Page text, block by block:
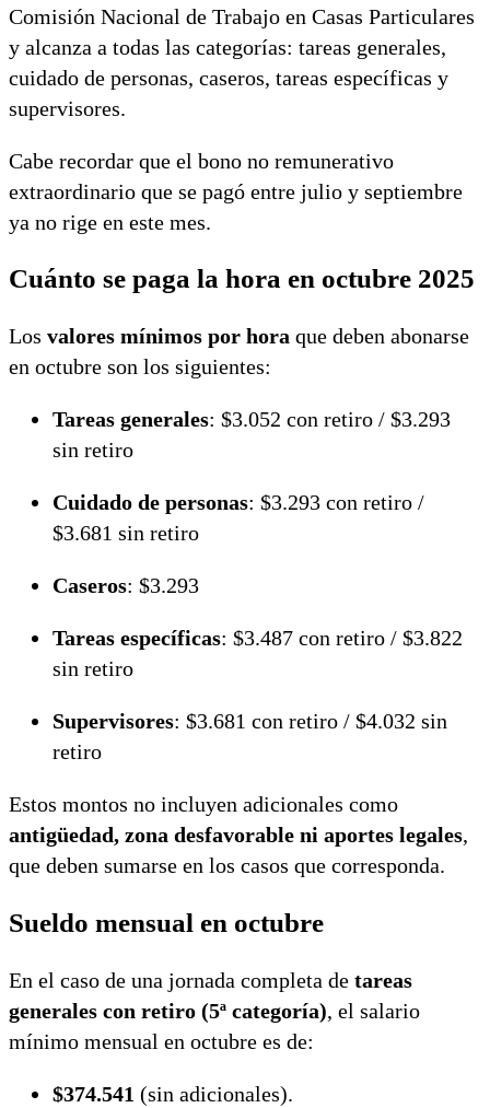
Comisión Nacional de Trabajo en Casas Particulares
y alcanza a todas las categorías: tareas generales,
cuidado de personas, caseros, tareas específicas y
supervisores.
Cabe recordar que el bono no remunerativo
extraordinario que se pagó entre julio y septiembre
ya no rige en este mes.
Cuánto se paga la hora en octubre 2025
Los valores mínimos por hora que deben abonarse
en octubre son los siguientes:
Tareas generales: $3.052 con retiro / $3.293
sin retiro
Cuidado de personas: $3.293 con retiro /
$3.681 sin retiro
Caseros: $3.293
Tareas específicas: $3.487 con retiro / $3.822
sin retiro
Supervisores: $3.681 con retiro / $4.032 sin
retiro
Estos montos no incluyen adicionales como
antigüedad, zona desfavorable ni aportes legales,
que deben sumarse en los casos que corresponda.
Sueldo mensual en octubre
En el caso de una jornada completa de tareas
generales con retiro (5ª categoría), el salario
mínimo mensual en octubre es de:
$374.541 (sin adicionales).